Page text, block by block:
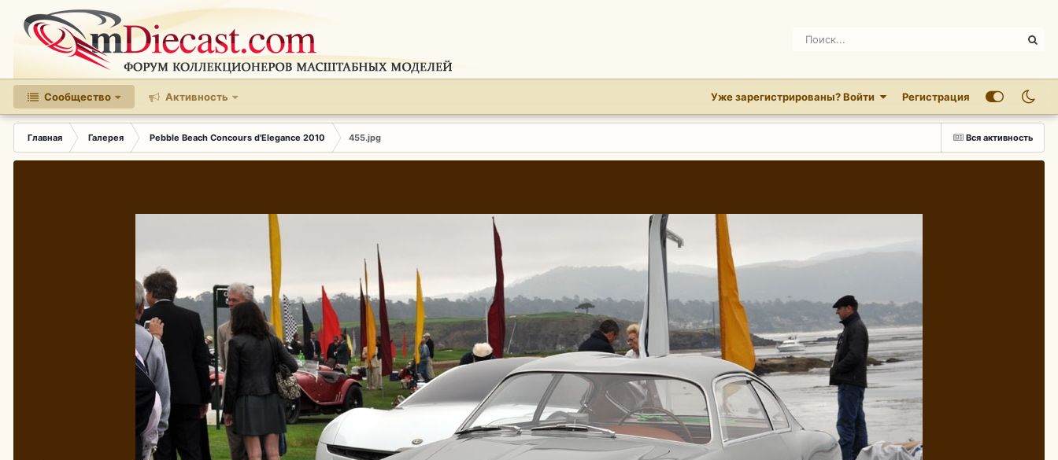
Сообщество Активность Уже зарегистрированы? Войти Регистрация
Вся активность
Главная Галерея Pebble Beach Concours d'Elegance 2010 455.jpg